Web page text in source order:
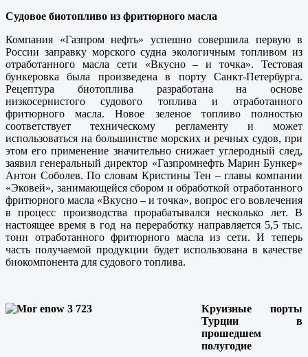
Судовое биотопливо из фритюрного масла
Компания «Газпром нефть» успешно совершила первую в
России заправку морского судна экологичным топливом из
отработанного масла сети «Вкусно – и точка». Тестовая
бункеровка была произведена в порту Санкт-Петербурга.
Рецептура биотоплива разработана на основе
низкосернистого судового топлива и отработанного
фритюрного масла. Новое зеленое топливо полностью
соответствует техническому регламенту и может
использоваться на большинстве морских и речных судов, при
этом его применение значительно снижает углеродный след,
заявил генеральный директор «Газпромнефть Марин Бункер»
Антон Соболев. По словам Кристины Тен – главы компании
«Эковей», занимающейся сбором и обработкой отработанного
фритюрного масла «Вкусно – и точка», вопрос его вовлечения
в процесс производства прорабатывался несколько лет. В
настоящее время в год на переработку направляется 5,5 тыс.
тонн отработанного фритюрного масла из сети. И теперь
часть получаемой продукции будет использована в качестве
биокомпонента для судового топлива.
Круизные порты
Турции в
прошедшем
полугодие